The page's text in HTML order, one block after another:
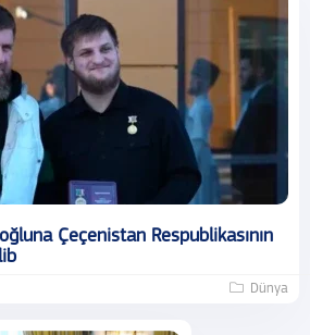
Çeçenistan Respublikasının
Dünya